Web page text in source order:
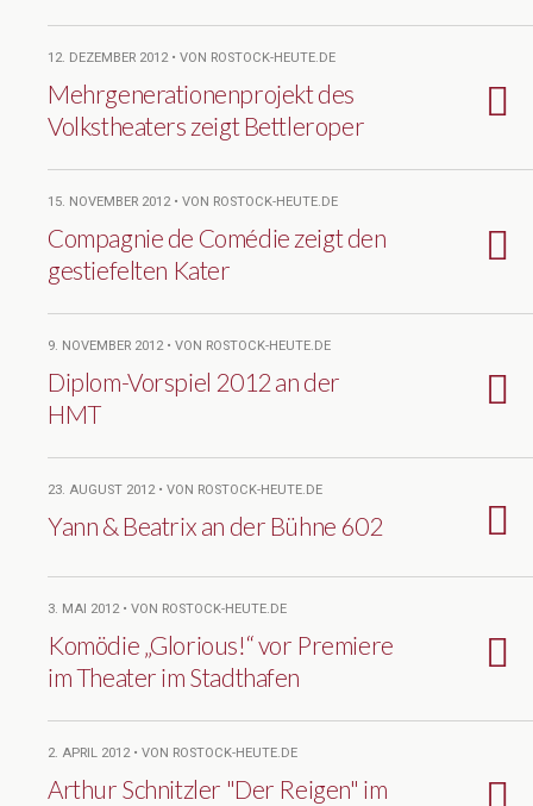
12. DEZEMBER 2012 • VON ROSTOCK-HEUTE.DE
Mehrgenerationenprojekt des
Volkstheaters zeigt Bettleroper
15. NOVEMBER 2012 • VON ROSTOCK-HEUTE.DE
Compagnie de Comédie zeigt den
gestiefelten Kater
9. NOVEMBER 2012 • VON ROSTOCK-HEUTE.DE
Diplom-Vorspiel 2012 an der
HMT
23. AUGUST 2012 • VON ROSTOCK-HEUTE.DE
Yann & Beatrix an der Bühne 602
3. MAI 2012 • VON ROSTOCK-HEUTE.DE
Komödie „Glorious!“ vor Premiere
im Theater im Stadthafen
2. APRIL 2012 • VON ROSTOCK-HEUTE.DE
Arthur Schnitzler "Der Reigen" im